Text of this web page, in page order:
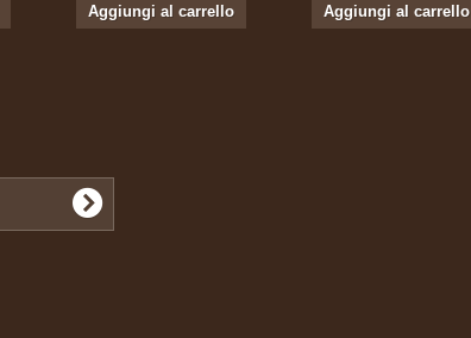
Aggiungi al carrello Aggiungi al carrello